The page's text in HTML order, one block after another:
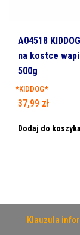
A04518
na kostce
500g
*KIDDOG*
37,99 zł
Dodaj do koszyka
Klauzula